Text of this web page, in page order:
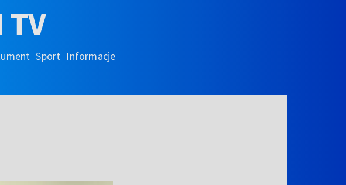
TV
Sport Informacje